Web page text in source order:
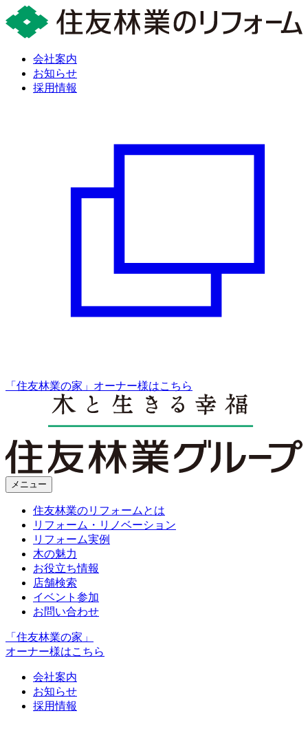
会社案内
お知らせ
採用情報
「住友林業の家」オーナー様はこちら
メニュー
住友林業のリフォームとは
リフォーム・リノベーション
リフォーム実例
木の魅力
お役立ち情報
店舗検索
イベント参加
お問い合わせ
「住友林業の家」
オーナー様はこちら
会社案内
お知らせ
採用情報